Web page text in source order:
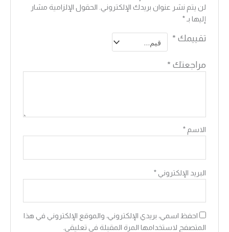
لن يتم نشر عنوان بريدك الإلكتروني. الحقول الإلزامية مشار
إليها بـ*
تقييمك *
مراجعتك *
الاسم*
البريد الإلكتروني*
احفظ اسمي، بريدي الإلكتروني، والموقع الإلكتروني في هذا
المتصفح لاستخدامها المرة المقبلة في تعليقي.